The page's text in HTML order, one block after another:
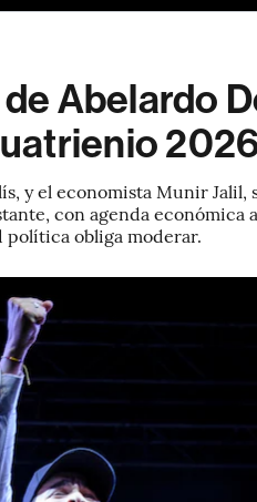
Abelardo
y el economista Munir
con agenda
política obliga moderar.